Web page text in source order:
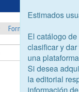
Formato
Estimados
El catálogo
clasificar y
una
Si desea
la editorial